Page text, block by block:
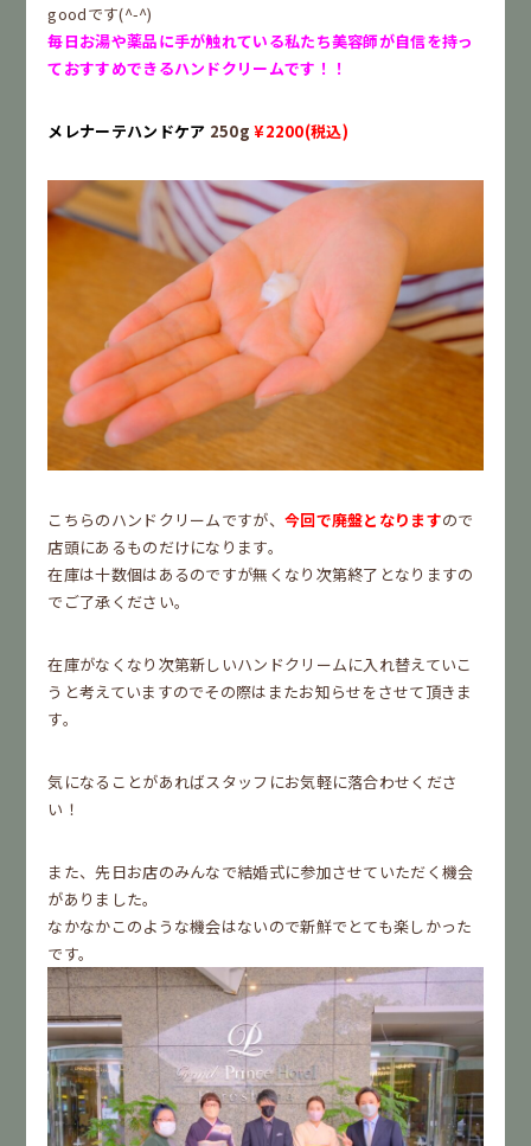
goodです(^-^)
毎日お湯や薬品に手が触れている私たち美容師が自信を持っ
ておすすめできるハンドクリームです！！
メレナーテハンドケア 250g¥2200(税込)
こちらのハンドクリームですが、 今回で廃盤となりますので
店頭にあるものだけになります。
在庫は十数個はあるのですが無くなり次第終了となりますの
でご了承ください。
在庫がなくなり次第新しいハンドクリームに入れ替えていこ
うと考えていますのでその際はまたお知らせをさせて頂きま
す。
気になることがあればスタッフにお気軽に落合わせくださ
い！
また、先日お店のみんなで結婚式に参加させていただく機会
がありました。
なかなかこのような機会はないので新鮮でとても楽しかった
です。